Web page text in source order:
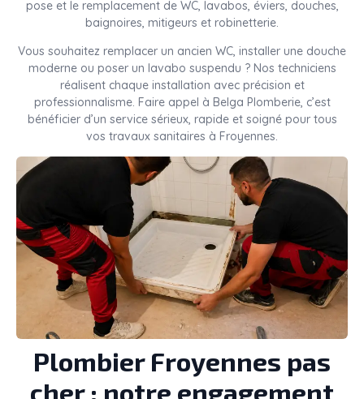
pose et le remplacement de WC, lavabos, éviers, douches,
baignoires, mitigeurs et robinetterie.
Vous souhaitez remplacer un ancien WC, installer une douche
moderne ou poser un lavabo suspendu ? Nos techniciens
réalisent chaque installation avec précision et
professionnalisme. Faire appel à Belga Plomberie, c’est
bénéficier d’un service sérieux, rapide et soigné pour tous
vos travaux sanitaires à Froyennes.
Plombier Froyennes pas
cher : notre engagement